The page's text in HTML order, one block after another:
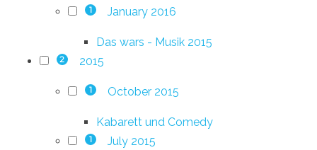
1 January 2016
Das wars - Musik 2015
2 2015
1 October 2015
Kabarett und Comedy
1 July 2015